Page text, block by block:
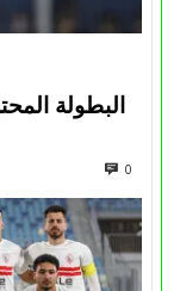
البطولة
0